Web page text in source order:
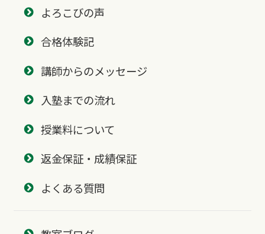
よろこびの声
合格体験記
講師からのメッセージ
入塾までの流れ
授業料について
返金保証・成績保証
よくある質問